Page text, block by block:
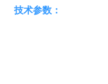
技术参数：